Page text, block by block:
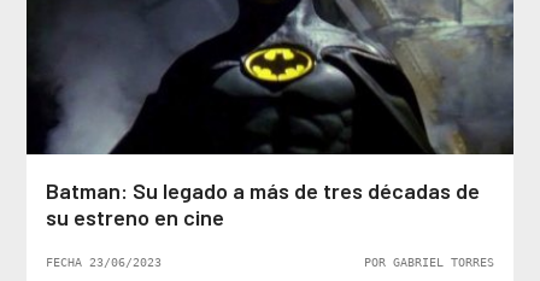
Batman: Su legado a más de tres décadas de
su estreno en cine
FECHA 23/06/2023 POR GABRIEL TORRES